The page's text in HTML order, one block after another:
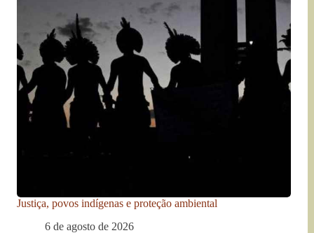
Justiça, povos indígenas e proteção ambiental
6 de agosto de 2026